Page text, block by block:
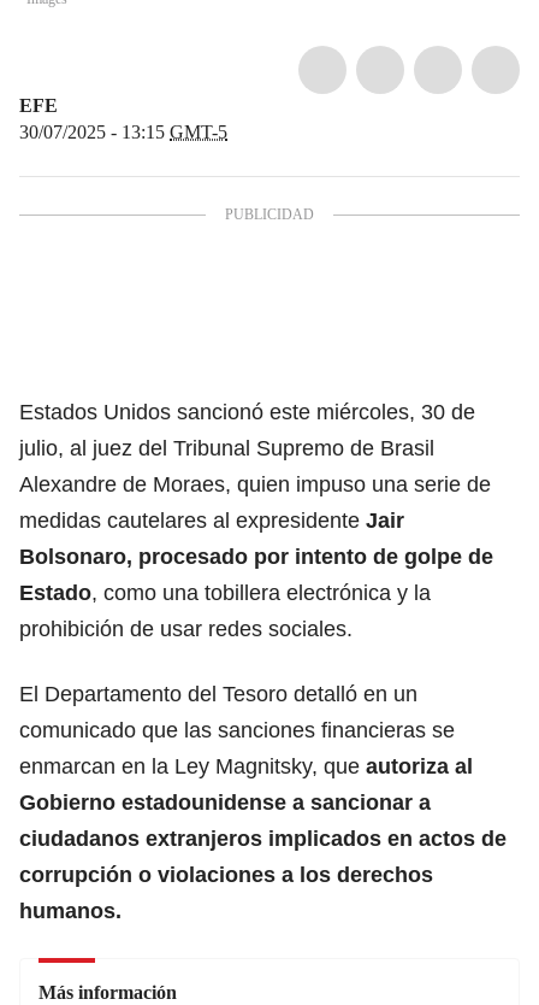
EFE
30/07/2025 - 13:15 GMT-5
Estados Unidos sancionó este miércoles, 30 de
julio, al juez del Tribunal Supremo de Brasil
Alexandre de Moraes, quien impuso una serie de
medidas cautelares al expresidente Jair
Bolsonaro, procesado por intento de golpe de
Estado, como una tobillera electrónica y la
prohibición de usar redes sociales.
El Departamento del Tesoro detalló en un
comunicado que las sanciones financieras se
enmarcan en la Ley Magnitsky, que autoriza al
Gobierno estadounidense a sancionar a
ciudadanos extranjeros implicados en actos de
corrupción o violaciones a los derechos
humanos.
Más información